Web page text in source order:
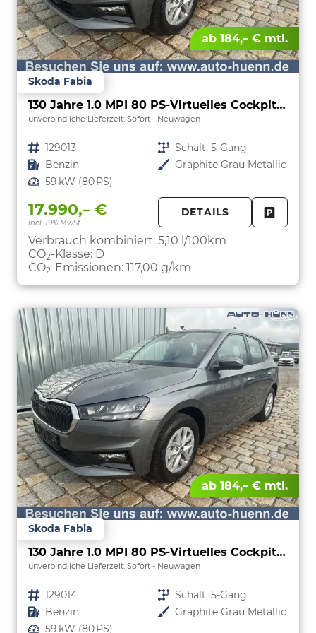
ab 184,– € mtl.
Skoda Fabia
130 Jahre 1.0 MPI 80 PS-Virtuelles Cockpit-AppleCarplay-Android-Auto-LED-Klima-Tempomat-Rückfahrkamera-DAB-SHZ-15" Alu-sofort
unverbindliche Lieferzeit: Sofort Neuwagen
Fahrzeugnr. 129013 Getriebe Schalt. 5-Gang
Kraftstoff Benzin Außenfarbe Graphite Grau Metallic
Leistung 59 kW (80 PS)
17.990,– €
incl. 19% MwSt.
DETAILS
Verbrauch kombiniert: 5,10 l/100km
CO2-Klasse: D
CO2-Emissionen: 117,00 g/km
ab 184,– € mtl.
Skoda Fabia
130 Jahre 1.0 MPI 80 PS-Virtuelles Cockpit-AppleCarplay-Android-Auto-LED-Klima-Tempomat-Rückfahrkamera-DAB-SHZ-15" Alu-sofort
unverbindliche Lieferzeit: Sofort Neuwagen
Fahrzeugnr. 129014 Getriebe Schalt. 5-Gang
Kraftstoff Benzin Außenfarbe Graphite Grau Metallic
Leistung 59 kW (80 PS)